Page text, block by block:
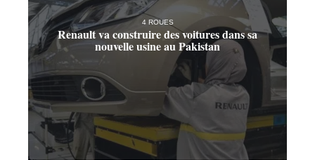
4 ROUES
Renault va construire des voitures dans sa
nouvelle usine au Pakistan